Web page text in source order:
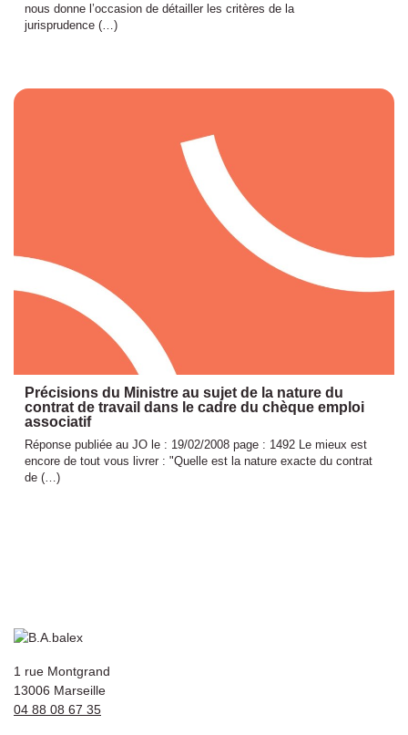
nous donne l’occasion de détailler les critères de la
jurisprudence (…)
Précisions du Ministre au sujet de la nature du
contrat de travail dans le cadre du chèque emploi
associatif
Réponse publiée au JO le : 19/02/2008 page : 1492 Le mieux est
encore de tout vous livrer : "Quelle est la nature exacte du contrat
de (…)
1 rue Montgrand
13006 Marseille
04 88 08 67 35